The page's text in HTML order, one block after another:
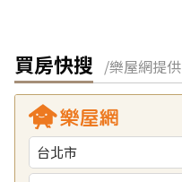
買房快搜 /樂屋網提供